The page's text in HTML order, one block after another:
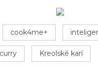
cook4me+
curry Kreolské karí